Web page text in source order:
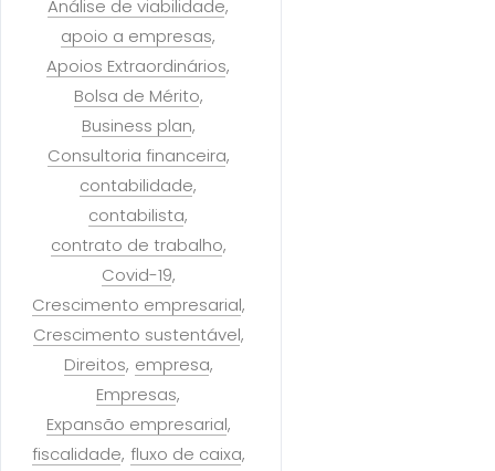
Análise de viabilidade
apoio a empresas
Apoios Extraordinários
Bolsa de Mérito
Business plan
Consultoria financeira
contabilidade
contabilista
contrato de trabalho
Covid-19
Crescimento empresarial
Crescimento sustentável
Direitos empresa
Empresas
Expansão empresarial
fiscalidade fluxo de caixa